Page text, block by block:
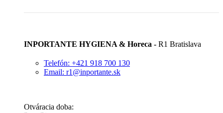
INPORTANTE HYGIENA & Horeca - R1 Bratislava
Telefón: +421 918 700 130
Email: r1@inportante.sk
Otváracia doba: